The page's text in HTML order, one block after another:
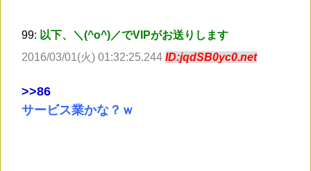
99: 以下、＼(^o^)／でVIPがお送りします
2016/03/01(火) 01:32:25.244 ID:jqdSB0yc0.net
>>86
サービス業かな？ｗ